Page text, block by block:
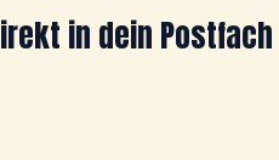
in dein Postfach